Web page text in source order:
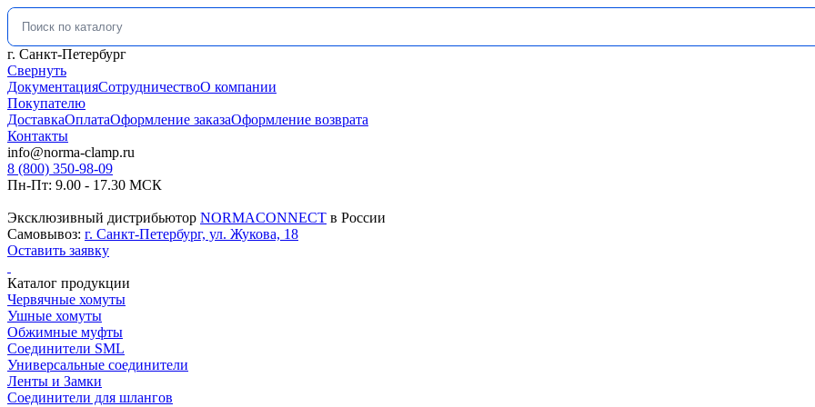
Искать:
г. Санкт-Петербург
Свернуть
ДокументацияСотрудничествоО компании
Покупателю
ДоставкаОплатаОформление заказаОформление возврата
Контакты
info@norma-clamp.ru
8 (800) 350-98-09
Пн-Пт: 9.00 - 17.30 МСК
Эксклюзивный дистрибьютор NORMACONNECT в России
Самовывоз: г. Санкт-Петербург, ул. Жукова, 18
Оставить заявку
Каталог продукции
Червячные хомуты
Ушные хомуты
Обжимные муфты
Соединители SML
Универсальные соединители
Ленты и Замки
Соединители для шлангов